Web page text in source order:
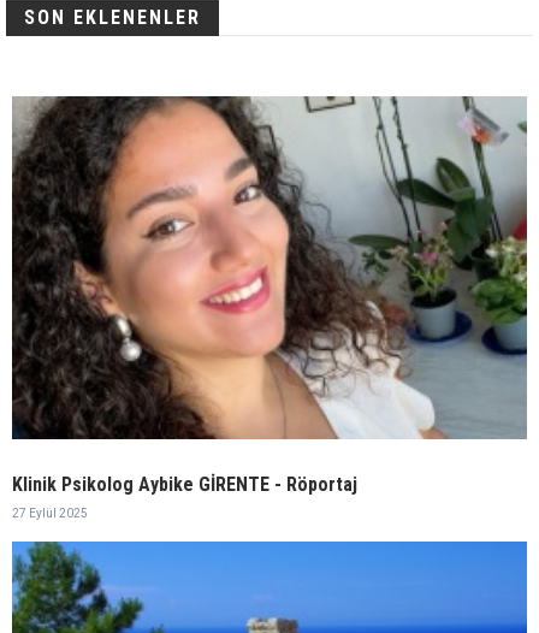
SON EKLENENLER
Klinik Psikolog Aybike GİRENTE - Röportaj
27 Eylül 2025